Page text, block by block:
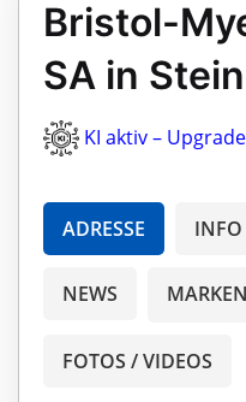
Bristol-
SA in
KI aktiv –
ADRESSE INFO
NEWS MARKEN
FOTOS / VIDEOS